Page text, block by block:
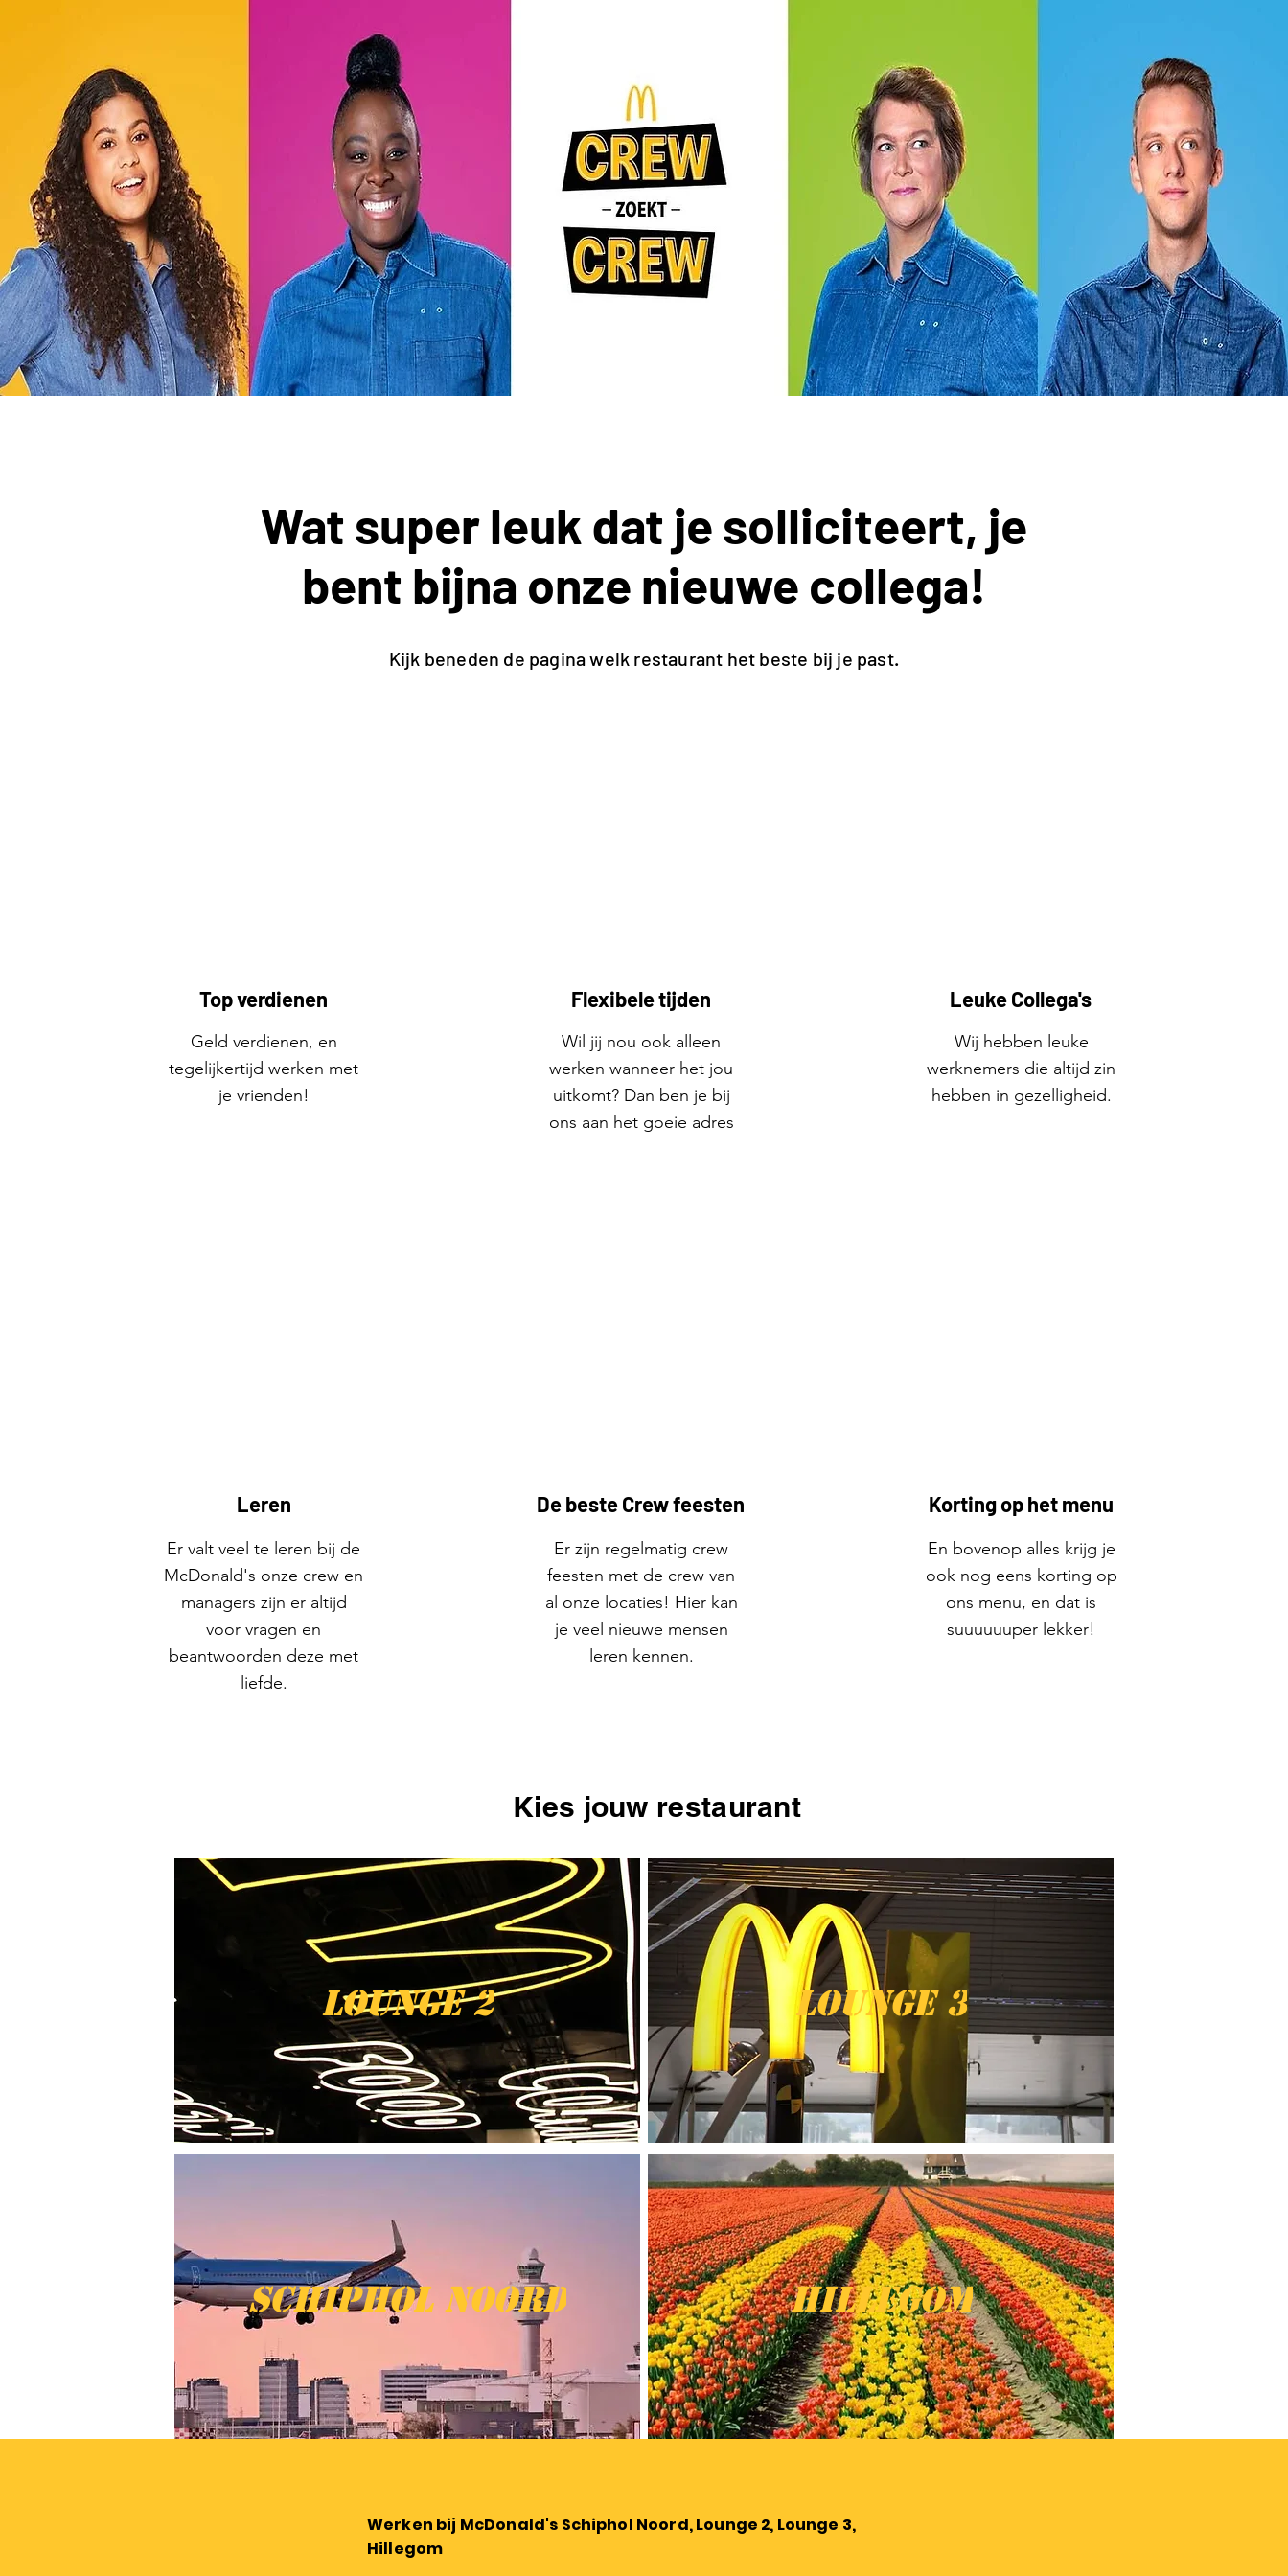
Wat super leuk dat je solliciteert, je
bent bijna onze nieuwe collega!
Kijk beneden de pagina welk restaurant het beste bij je past.
Top verdienen
Geld verdienen, en
tegelijkertijd werken met
je vrienden!
Flexibele tijden
Wil jij nou ook alleen
werken wanneer het jou
uitkomt? Dan ben je bij
ons aan het goeie adres
Leuke Collega's
Wij hebben leuke
werknemers die altijd zin
hebben in gezelligheid.
Leren
Er valt veel te leren bij de
McDonald's onze crew en
managers zijn er altijd
voor vragen en
beantwoorden deze met
liefde.
De beste Crew feesten
Er zijn regelmatig crew
feesten met de crew van
al onze locaties! Hier kan
je veel nieuwe mensen
leren kennen.
Korting op het menu
En bovenop alles krijg je
ook nog eens korting op
ons menu, en dat is
suuuuuuper lekker!
Kies jouw restaurant
Lounge 2
Schiphol Noord
Lounge 3
Hillegom
Werken bij McDonald's Schiphol Noord, Lounge 2, Lounge 3,
Hillegom